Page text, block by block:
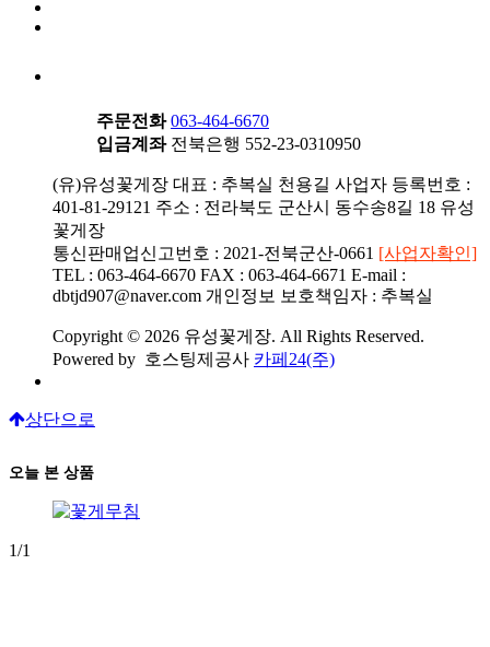
주문전화 063-464-6670
입금계좌전북은행 552-23-0310950
(유)유성꽃게장 대표 : 추복실 천용길 사업자 등록번호 :
401-81-29121 주소 : 전라북도 군산시 동수송8길 18 유성
꽃게장
통신판매업신고번호 : 2021-전북군산-0661 [사업자확인]
TEL : 063-464-6670 FAX : 063-464-6671 E-mail :
dbtjd907@naver.com 개인정보 보호책임자 : 추복실
Copyright © 2026 유성꽃게장. All Rights Reserved.
Powered by 호스팅제공사 카페24(주)
상단으로
오늘 본 상품
1/1